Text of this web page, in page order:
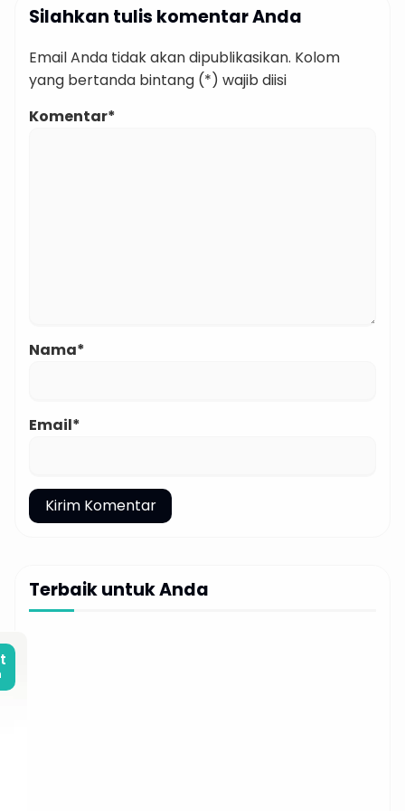
Silahkan tulis komentar Anda
Email Anda tidak akan dipublikasikan. Kolom
yang bertanda bintang (*) wajib diisi
Komentar*
Nama*
Email*
Terbaik untuk Anda